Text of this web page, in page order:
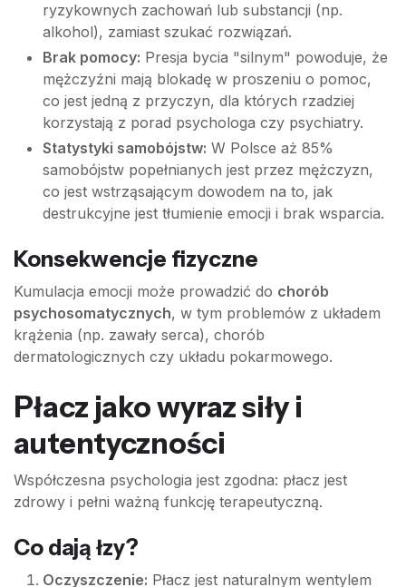
ryzykownych zachowań lub substancji (np.
alkohol), zamiast szukać rozwiązań.
Brak pomocy: Presja bycia "silnym" powoduje, że
mężczyźni mają blokadę w proszeniu o pomoc,
co jest jedną z przyczyn, dla których rzadziej
korzystają z porad psychologa czy psychiatry.
Statystyki samobójstw: W Polsce aż 85%
samobójstw popełnianych jest przez mężczyzn,
co jest wstrząsającym dowodem na to, jak
destrukcyjne jest tłumienie emocji i brak wsparcia.
Konsekwencje fizyczne
Kumulacja emocji może prowadzić do chorób
psychosomatycznych, w tym problemów z układem
krążenia (np. zawały serca), chorób
dermatologicznych czy układu pokarmowego.
Płacz jako wyraz siły i
autentyczności
Współczesna psychologia jest zgodna: płacz jest
zdrowy i pełni ważną funkcję terapeutyczną.
Co dają łzy?
Oczyszczenie: Płacz jest naturalnym wentylem